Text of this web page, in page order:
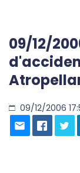
09/12/
09/12/2006